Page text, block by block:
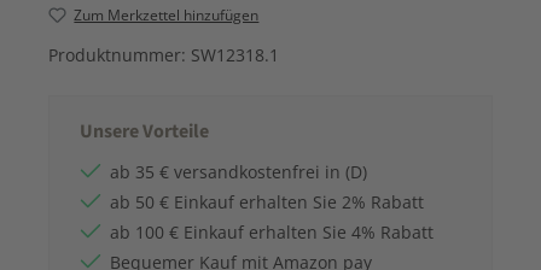
Zum Merkzettel hinzufügen
Produktnummer: SW12318.1
Unsere Vorteile
ab 35 € versandkostenfrei in (D)
ab 50 € Einkauf erhalten Sie 2% Rabatt
ab 100 € Einkauf erhalten Sie 4% Rabatt
Bequemer Kauf mit Amazon pay